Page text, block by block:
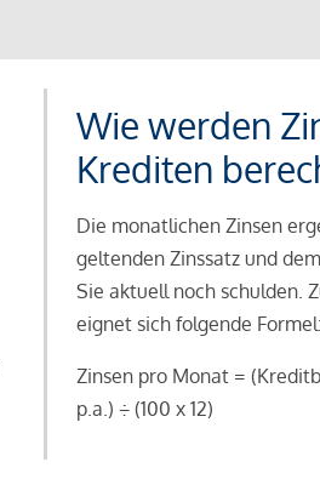
Wie werden
Krediten
Die monatlichen Zinsen
geltenden Zinssatz und
Sie aktuell noch schulden.
eignet sich folgende Formel:
Zinsen pro Monat =
p.a.) ÷ (100 x 12)